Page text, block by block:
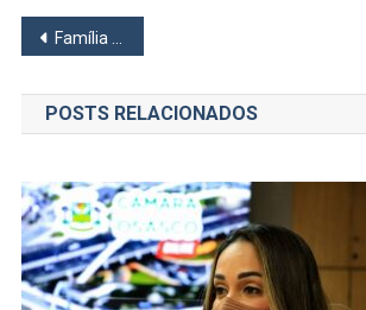
Navegação
de
Post
Família Acolhedora de Osasco promove reunião virtual dia 13/7 para quem deseja ser voluntário
POSTS RELACIONADOS